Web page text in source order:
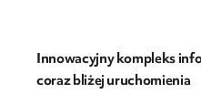
Innowacyjny kompleks
coraz bliżej uruchomienia